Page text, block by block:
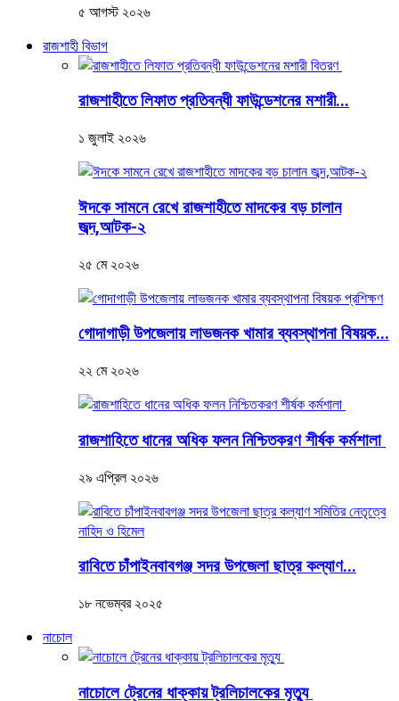
৫ আগস্ট ২০২৬
রাজশাহী বিভাগ
রাজশাহীতে লিফাত প্রতিবন্ধী ফাউন্ডেশনের মশারী...
১ জুলাই ২০২৬
ঈদকে সামনে রেখে রাজশাহীতে মাদকের বড় চালান
জব্দ,আটক-২
২৫ মে ২০২৬
গোদাগাড়ী উপজেলায় লাভজনক খামার ব্যবস্থাপনা বিষয়ক...
২২ মে ২০২৬
রাজশাহিতে ধানের অধিক ফলন নিশ্চিতকরণ শীর্ষক কর্মশালা
২৯ এপ্রিল ২০২৬
রাবিতে চাঁপাইনবাবগঞ্জ সদর উপজেলা ছাত্র কল্যাণ...
১৮ নভেম্বর ২০২৫
নাচোল
নাচোলে ট্রেনের ধাক্কায় ট্রলিচালকের মৃত্যু